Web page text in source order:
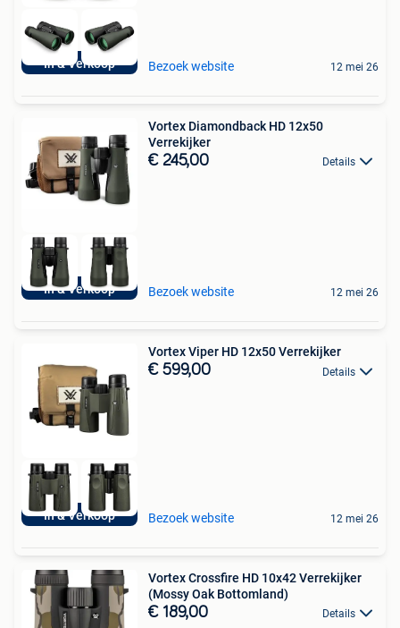
In & Verkoop Bezoek website 12 mei 26
In & Verkoop
Vortex Diamondback HD 12x50
Verrekijker
€ 245,00 Details
Bezoek website 12 mei 26
In & Verkoop
Vortex Viper HD 12x50 Verrekijker
€ 599,00 Details
Bezoek website 12 mei 26
Vortex Crossfire HD 10x42 Verrekijker
(Mossy Oak Bottomland)
€ 189,00 Details